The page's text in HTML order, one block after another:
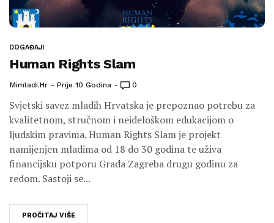
DOGAĐAJI
Human Rights Slam
Mimladi.hr Prije 10 Godina 0
Svjetski savez mladih Hrvatska je prepoznao potrebu za
kvalitetnom, stručnom i neideloškom edukacijom o
ljudskim pravima. Human Rights Slam je projekt
namijenjen mladima od 18 do 30 godina te uživa
financijsku potporu Grada Zagreba drugu godinu za
redom. Sastoji se...
PROČITAJ VIŠE